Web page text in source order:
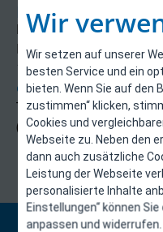
Wir
Wir setzen auf unserer
besten Service und ein
bieten. Wenn Sie auf den
zustimmen“ klicken,
Cookies und
Webseite zu. Neben den
dann auch zusätzliche
Leistung der Webseite
personalisierte Inhalte
Einstellungen“ können
anpassen und
Kontakt
E-Control
Rudolfsplatz 13a
1010 Wien
energieeffizienz@e-
Tel +43 1 5324724
(Mo, Mi-Fr 09:30-12:30